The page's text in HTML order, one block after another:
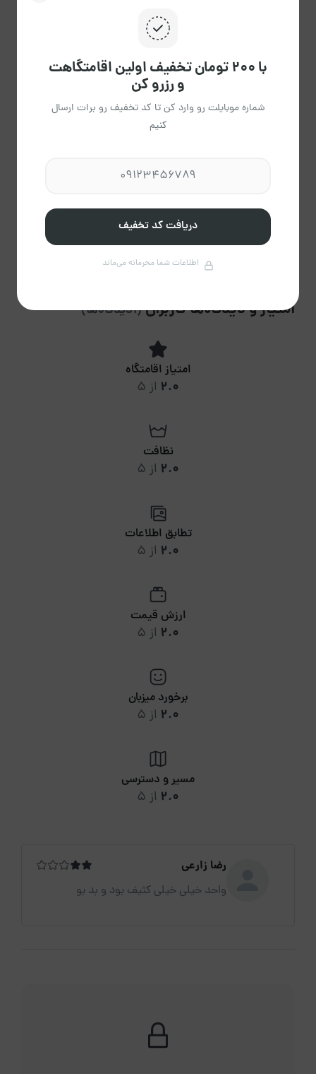
9
اقامتگاه فعال
29دقیقه
میانگین پاسخ
65.38%
امتیاز و دیدگاه‌ها کاربران(1دیدگاه‌ها)
امتیاز اقامتگاه
2.0 از 5
نظافت
2.0 از 5
تطابق اطلاعات
2.0 از 5
ارزش قیمت
2.0 از 5
برخورد میزبان
2.0 از 5
مسیر و دسترسی
2.0 از 5
رضا زارعی
واحد خیلی خیلی کثیف بود و بد بو
با ۲۰۰ تومان تخفیف اولین اقامتگاهت
و رزرو کن
شماره موبایلت رو وارد کن تا کد تخفیف رو برات ارسال
کنیم
دریافت کد تخفیف
اطلاعات شما محرمانه می‌ماند